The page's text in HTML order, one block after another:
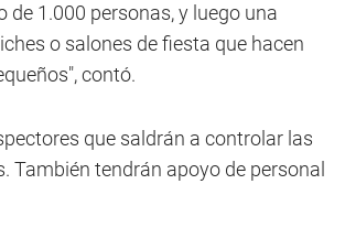
de 1.000 personas, y luego una
o salones de fiesta que hacen
contó.
que saldrán a controlar las
También tendrán apoyo de personal